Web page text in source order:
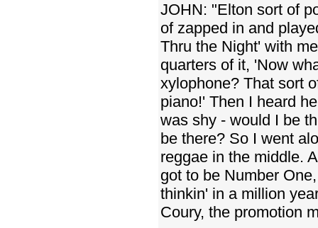
JOHN: "Elton sort of
of zapped in and
Thru the Night' with
quarters of it, 'Now
xylophone? That sort
piano!' Then I heard
was shy - would I be
be there? So I went
reggae in the middle.
got to be Number
thinkin' in a million
Coury, the promotion